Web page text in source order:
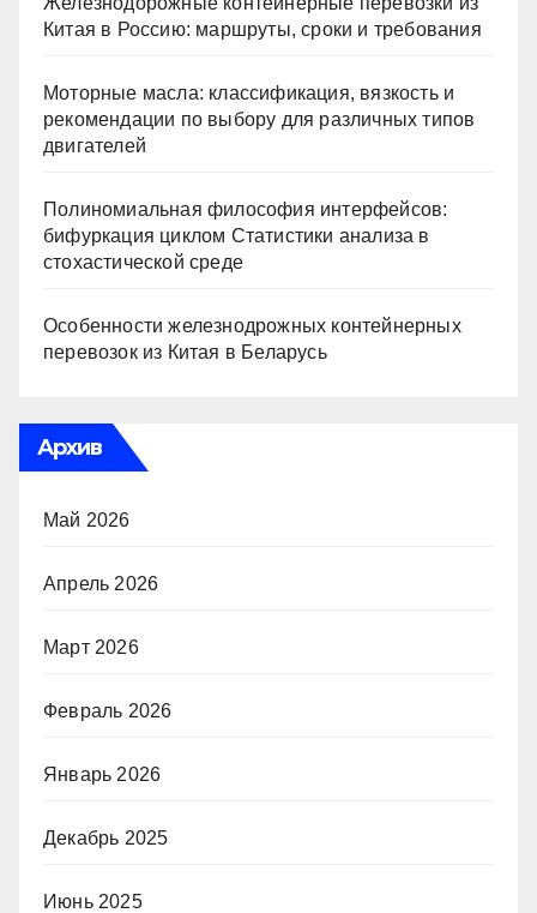
Китая в Россию: маршруты, сроки и требования
Моторные масла: классификация, вязкость и
рекомендации по выбору для различных типов
двигателей
Полиномиальная философия интерфейсов:
бифуркация циклом Статистики анализа в
стохастической среде
Особенности железнодрожных контейнерных
перевозок из Китая в Беларусь
Архив
Май 2026
Апрель 2026
Март 2026
Февраль 2026
Январь 2026
Декабрь 2025
Июнь 2025